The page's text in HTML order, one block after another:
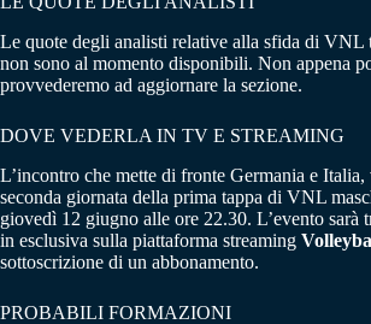
Le quote degli analisti relative alla sfida di VNL
non sono al momento disponibili. Non appena
provvederemo ad aggiornare la sezione.
DOVE VEDERLA IN TV E STREAMING
L’incontro che mette di fronte Germania e Italia,
seconda giornata della prima tappa di VNL
giovedì 12 giugno alle ore 22.30. L’evento sarà
in esclusiva sulla piattaforma streaming
sottoscrizione di un abbonamento.
PROBABILI FORMAZIONI